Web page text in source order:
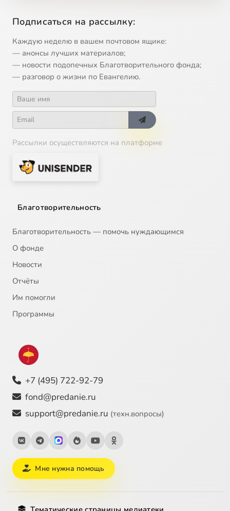
13 Икона Божией Матери 'Державная'
14
15
16 Сорок мучеников Севастийских, 22 марта
БЛАГОВЕЩЕНИЕ, 7 апреля
23 ПАСХА
25
26
ВОЗНЕСЕНИЕ
28
Часть 2 фильма. ТРОИЦА.
Подписаться на рассылку:
Каждую неделю в вашем почтовом ящике:
— анонсы лучших материалов;
— новости подопечных Благотворительного фонда;
— разговор о жизни по Евангелию.
Рассылки осуществляются на платформе
Благотворительность
Благотворительность — помочь нуждающимся
О фонде
Новости
Отчёты
Им помогли
Программы
+7 (495) 722-92-79
fond@predanie.ru
support@predanie.ru (техн.вопросы)
Мне нужна помощь